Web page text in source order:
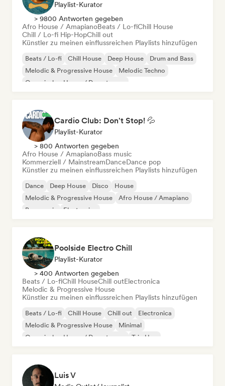
Playlist-Kurator
> 9800 Antworten gegeben
Afro House / AmapianoBeats / Lo-fiChill House
Chill / Lo-fi Hip-HopChill out
Künstler zu meinen einflussreichen Playlists hinzufügen
Beats / Lo-fi Chill House Deep House
Drum and Bass
Melodic & Progressive House
Melodic Techno
Organischer House / Downtempo
Cardio Club: Don't Stop! 💦
Playlist-Kurator
> 800 Antworten gegeben
Afro House / AmapianoBass music
Kommerziell / MainstreamDanceDance pop
Künstler zu meinen einflussreichen Playlists hinzufügen
Dance Deep House Disco
House
Melodic & Progressive House
Afro House / Amapiano
Bass music
Electronica
Poolside Electro Chill
Playlist-Kurator
> 400 Antworten gegeben
Beats / Lo-fiChill HouseChill outElectronica
Melodic & Progressive House
Künstler zu meinen einflussreichen Playlists hinzufügen
Beats / Lo-fi Chill House Chill out
Electronica
Melodic & Progressive House
Minimal
Organischer House / Downtempo
Trip Hop
Luis V